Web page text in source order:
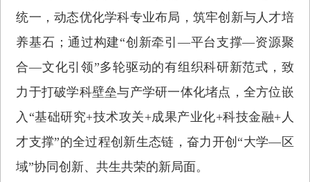
统一，动态优化学科专业布局，筑牢创新与人才培
养基石；通过构建“创新牵引—平台支撑—资源聚
合—文化引领”多轮驱动的有组织科研新范式，致
力于打破学科壁垒与产学研一体化堵点，全方位嵌
入“基础研究+技术攻关+成果产业化+科技金融+人
才支撑”的全过程创新生态链，奋力开创“大学—区
域”协同创新、共生共荣的新局面。